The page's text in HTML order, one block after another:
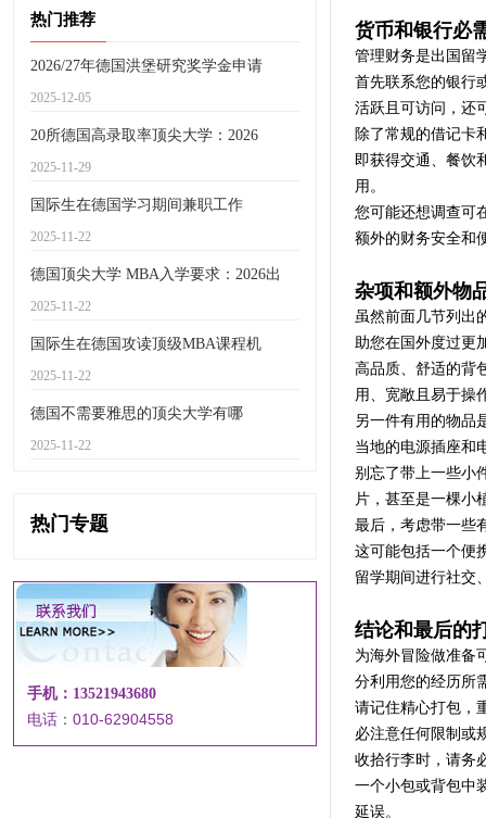
热门推荐
2026/27年德国洪堡研究奖学金申请
2025-12-05
20所德国高录取率顶尖大学：2026
2025-11-29
国际生在德国学习期间兼职工作
2025-11-22
德国顶尖大学 MBA入学要求：2026出
2025-11-22
国际生在德国攻读顶级MBA课程机
2025-11-22
德国不需要雅思的顶尖大学有哪
2025-11-22
热门专题
手机：13521943680
电话：010-62904558
货币和银行必
管理财务是出国留
首先联系您的银行
活跃且可访问，还
除了常规的借记卡
即获得交通、餐饮
用。
您可能还想调查可
额外的财务安全和
杂项和额外物
虽然前面几节列出
助您在国外度过更
高品质、舒适的背
用、宽敞且易于操
另一件有用的物品
当地的电源插座和
别忘了带上一些小
片，甚至是一棵小
最后，考虑带一些
这可能包括一个便
留学期间进行社交
结论和最后的
为海外冒险做准备
分利用您的经历所
请记住精心打包，
必注意任何限制或
收拾行李时，请务
一个小包或背包中
延误。